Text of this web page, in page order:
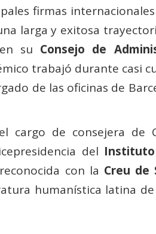
firmas
larga y exitosa
su Consejo de
trabajó durante casi
de las oficinas de
cargo de consejera de
del
con la Creu de
humanística latina